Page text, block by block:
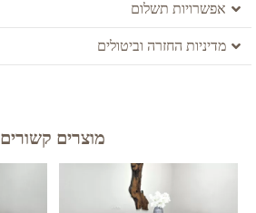
אפשרויות תשלום
מדיניות החזרה וביטולים
מוצרים קשורים